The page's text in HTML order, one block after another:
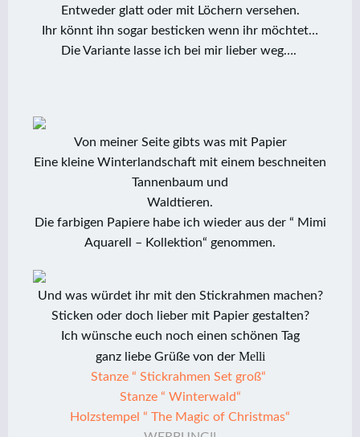
Entweder glatt oder mit Löchern versehen.
Ihr könnt ihn sogar besticken wenn ihr möchtet…
Die Variante lasse ich bei mir lieber weg….
Von meiner Seite gibts was mit Papier
Eine kleine Winterlandschaft mit einem beschneiten
Tannenbaum und
Waldtieren.
Die farbigen Papiere habe ich wieder aus der “ Mimi
Aquarell – Kollektion“ genommen.
Und was würdet ihr mit den Stickrahmen machen?
Sticken oder doch lieber mit Papier gestalten?
Ich wünsche euch noch einen schönen Tag
ganz liebe Grüße von der Melli
Stanze “ Stickrahmen Set groß“
Stanze “ Winterwald“
Holzstempel “ The Magic of Christmas“